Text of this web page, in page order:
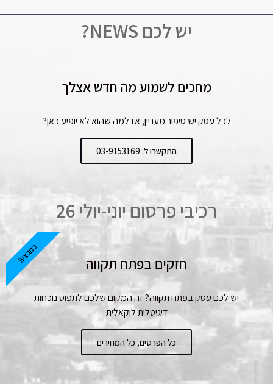
יש לכם NEWS?
מחכים לשמוע מה חדש אצלך
לכל עסק יש סיפור מעניין, אז למה שהוא לא יופיע כאן?
התקשרו ל: 03-9153169
רכיבי פרסום יוני-יולי 26
חזקים בפתח תקווה
יש לכם עסק בפתח תקווה? זה המקום שלכם לתפוס נוכחות
דיגיטלית לוקאלית
כל הפרטים, כל המחירים
במבצע!